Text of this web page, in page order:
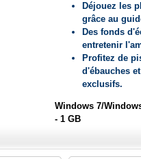
Déjouez les
grâce au
Des fonds
entretenir
Profitez de
d'ébauches
exclusifs.
Windows 7/
- 1 GB